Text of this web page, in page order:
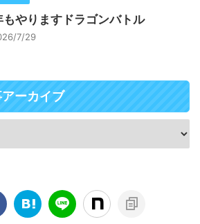
もやりますドラゴンバトル
7/29
ーカイブ